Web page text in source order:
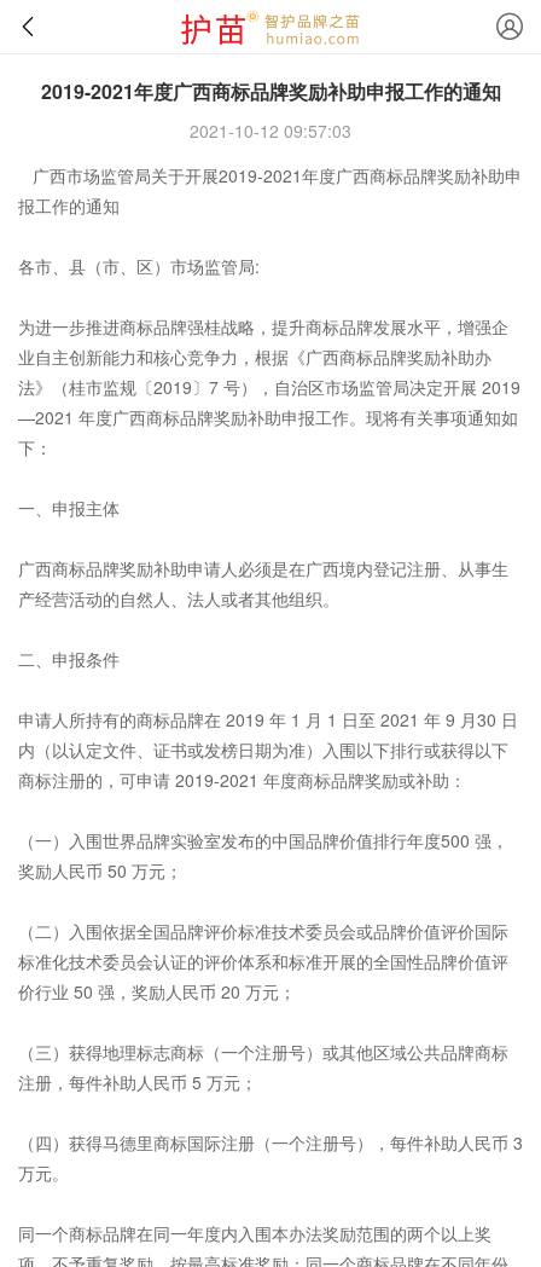
2019-2021年度广西商标品牌奖励补助申报工作的通知
2021-10-12 09:57:03
广西市场监管局关于开展2019-2021年度广西商标品牌奖励补助申
报工作的通知
各市、县（市、区）市场监管局:
为进一步推进商标品牌强桂战略，提升商标品牌发展水平，增强企
业自主创新能力和核心竞争力，根据《广西商标品牌奖励补助办
法》（桂市监规〔2019〕7 号），自治区市场监管局决定开展 2019
—2021 年度广西商标品牌奖励补助申报工作。现将有关事项通知如
下：
一、申报主体
广西商标品牌奖励补助申请人必须是在广西境内登记注册、从事生
产经营活动的自然人、法人或者其他组织。
二、申报条件
申请人所持有的商标品牌在 2019 年 1 月 1 日至 2021 年 9 月30 日
内（以认定文件、证书或发榜日期为准）入围以下排行或获得以下
商标注册的，可申请 2019-2021 年度商标品牌奖励或补助：
（一）入围世界品牌实验室发布的中国品牌价值排行年度500 强，
奖励人民币 50 万元；
（二）入围依据全国品牌评价标准技术委员会或品牌价值评价国际
标准化技术委员会认证的评价体系和标准开展的全国性品牌价值评
价行业 50 强，奖励人民币 20 万元；
（三）获得地理标志商标（一个注册号）或其他区域公共品牌商标
注册，每件补助人民币 5 万元；
（四）获得马德里商标国际注册（一个注册号），每件补助人民币 3
万元。
同一个商标品牌在同一年度内入围本办法奖励范围的两个以上奖